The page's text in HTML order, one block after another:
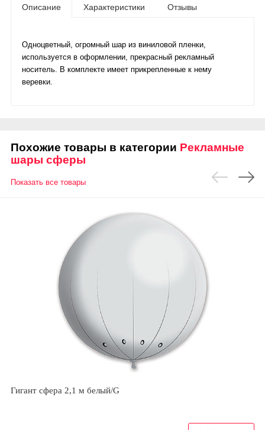
Описание Характеристики Отзывы
Одноцветный, огромный шар из виниловой пленки,
используется в оформлении, прекрасный рекламный
носитель. В комплекте имеет прикрепленные к нему
веревки.
Похожие товары в категории Рекламные
шары сферы
Показать все товары
Гигант сфера 2,1 м белый/G